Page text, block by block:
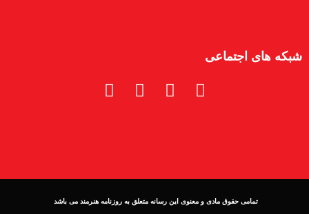
شبکه های اجتماعی
تمامی حقوق مادی و معنوی این رسانه متعلق به روزنامه هنرمند می باشد